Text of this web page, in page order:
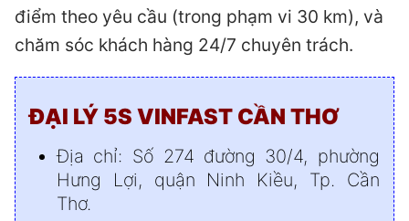
điểm theo yêu cầu (trong phạm vi 30 km), và
chăm sóc khách hàng 24/7 chuyên trách.
ĐẠI LÝ 5S VINFAST CẦN THƠ
Địa chỉ: Số 274 đường 30/4, phường
Hưng Lợi, quận Ninh Kiều, Tp. Cần
Thơ.